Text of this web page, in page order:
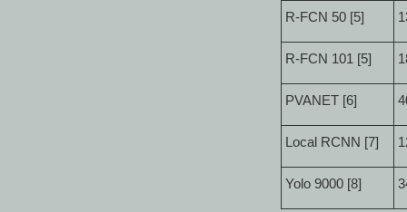
R-FCN 50 [5]
R-FCN 101 [5]
PVANET [6]
Local RCNN [7]
Yolo 9000 [8]